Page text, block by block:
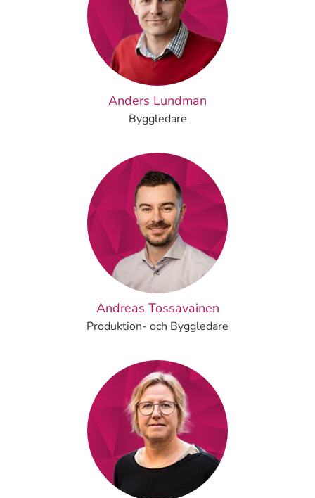
Anders Lundman
Byggledare
Andreas Tossavainen
Produktion- och Byggledare